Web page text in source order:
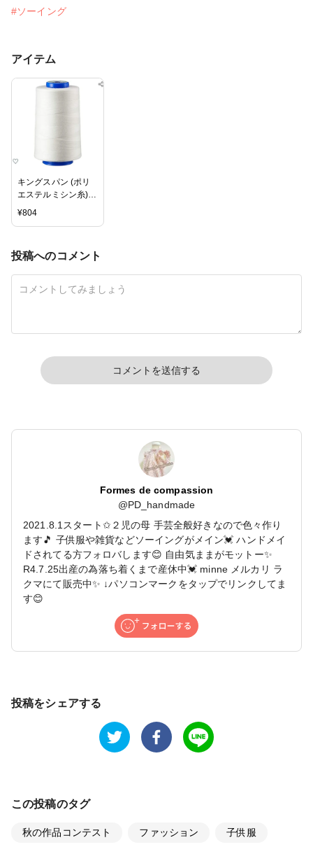
#ソーイング
アイテム
キングスパン (ポリ
エステルミシン糸)
フジックス 60番
¥804
投稿へのコメント
コメントを送信する
Formes de compassion
@PD_handmade
2021.8.1スタート✩２児の母 手芸全般好きなので色々作り
ます🎵 子供服や雑貨などソーイングがメイン💓 ハンドメイ
ドされてる方フォロバします😊 自由気ままがモットー✨
R4.7.25出産の為落ち着くまで産休中💓 minne メルカリ ラ
クマにて販売中✨ ↓パソコンマークをタップでリンクしてま
す😊
投稿をシェアする
この投稿のタグ
秋の作品コンテスト ファッション 子供服